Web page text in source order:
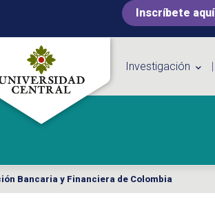
Inscríbete aquí
Investigación
Bancaria y Financiera de Colombia